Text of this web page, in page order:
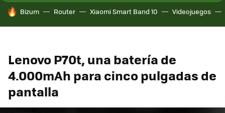
HOY SE HABLA DE
Bizum Router Xiaomi Smart Band 10 Videojuegos
Lenovo P70t, una batería de
4.000mAh para cinco pulgadas de
pantalla